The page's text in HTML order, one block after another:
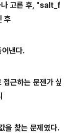
고른 후, "salt_f
후
낸다.
근하는 문젠가 싶
을 찾는 문제였다.